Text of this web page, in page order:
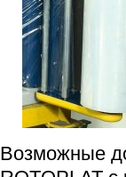
Возможные